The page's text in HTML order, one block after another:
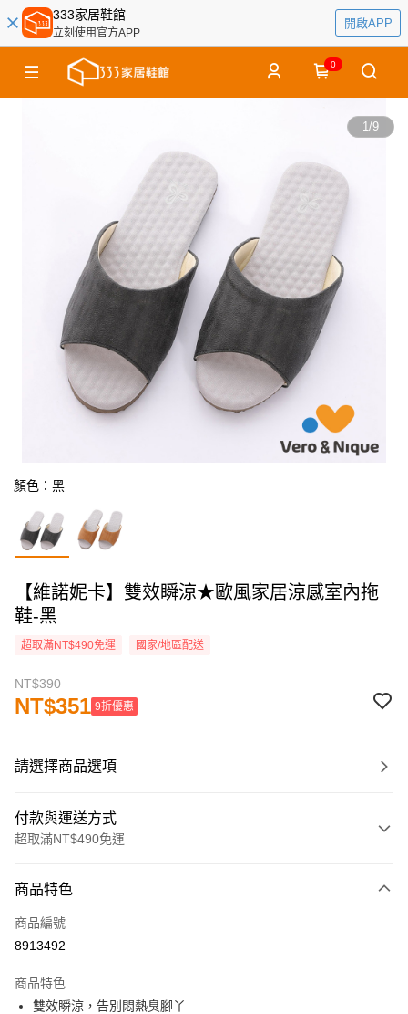
333家居鞋館
立刻使用官方APP
開啟APP
0
1/9
顏色：黑
【維諾妮卡】雙效瞬涼★歐風家居涼感室內拖
鞋-黑
超取滿NT$490免運 國家/地區配送
NT$390
NT$351 9折優惠
請選擇商品選項
付款與運送方式
超取滿NT$490免運
信用卡一次付款
超商取貨付款
Apple Pay
商品特色
商品編號
8913492
商品特色
雙效瞬涼，告別悶熱臭腳丫